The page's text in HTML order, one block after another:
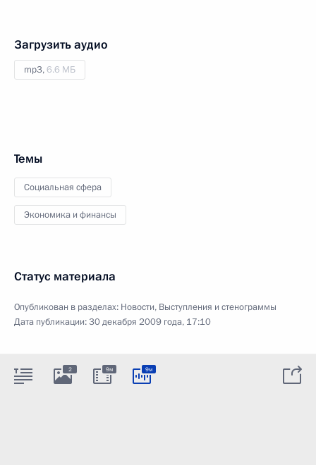
Загрузить аудио
mp3,6.6 МБ
Темы
Социальная сфера
Экономика и финансы
Статус материала
Опубликован в разделах: Новости, Выступления и стенограммы
Дата публикации:30 декабря 2009 года, 17:10
2 9м 9м